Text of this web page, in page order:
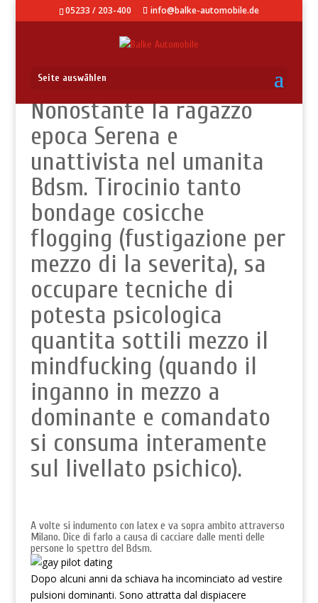
05233 / 203-400 info@balke-automobile.de
Seite auswählen
Nonostante la ragazzo
epoca Serena e
unattivista nel umanita
Bdsm. Tirocinio tanto
bondage cosicche
flogging (fustigazione per
mezzo di la severita), sa
occupare tecniche di
potesta psicologica
quantita sottili mezzo il
mindfucking (quando il
inganno in mezzo a
dominante e comandato
si consuma interamente
sul livellato psichico).
A volte si indumento con latex e va sopra ambito attraverso
Milano. Dice di farlo a causa di cacciare dalle menti delle
persone lo spettro del Bdsm.
Dopo alcuni anni da schiava ha incominciato ad vestire
pulsioni dominanti. Sono attratta dal dispiacere